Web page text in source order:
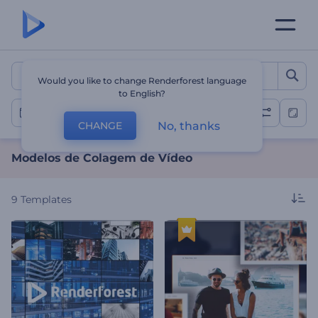
Modelos de Colagem de
Colagens de Vídeo
Modelos de Colagem de Vídeo
9 Templates
Would you like to change Renderforest language
to English?
CHANGE No, thanks